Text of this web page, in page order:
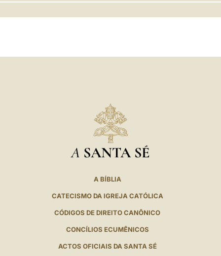
A SANTA SÉ
A BÍBLIA
CATECISMO DA IGREJA CATÓLICA
CÓDIGOS DE DIREITO CANÔNICO
CONCÍLIOS ECUMÊNICOS
ACTOS OFICIAIS DA SANTA SÉ